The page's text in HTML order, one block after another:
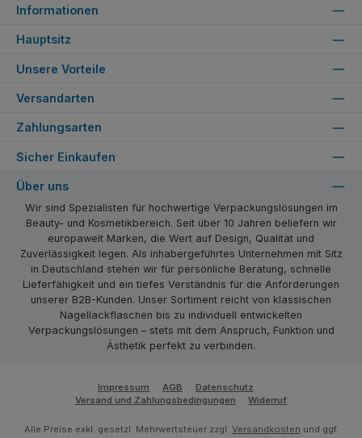
Informationen
Unsere Vorteile
Versandarten
Zahlungsarten
Hauptsitz
Sicher Einkaufen
Über uns
Wir sind Spezialisten für hochwertige Verpackungslösungen im
Beauty- und Kosmetikbereich. Seit über 10 Jahren beliefern wir
europaweit Marken, die Wert auf Design, Qualität und
Zuverlässigkeit legen. Als inhabergeführtes Unternehmen mit Sitz
in Deutschland stehen wir für persönliche Beratung, schnelle
Lieferfähigkeit und ein tiefes Verständnis für die Anforderungen
unserer B2B-Kunden. Unser Sortiment reicht von klassischen
Nagellackflaschen bis zu individuell entwickelten
Verpackungslösungen – stets mit dem Anspruch, Funktion und
Ästhetik perfekt zu verbinden.
Impressum AGB
Datenschutz
Versand und Zahlungsbedingungen
Widerruf
Alle Preise exkl. gesetzl. Mehrwertsteuer zzgl. Versandkosten und ggf.